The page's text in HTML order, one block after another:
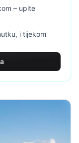
– upite
i tijekom